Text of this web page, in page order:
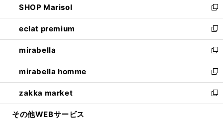
く
で
開
く
ド
ウ
で
開
く
ィ
ン
ド
ウ
で
開
く
い
ウ
ィ
ン
ド
ウ
で
開
く
SHOP Marisol
新
し
い
ウ
ィ
ン
ド
ウ
で
開
eclat premium
新
し
い
ウ
ィ
ン
ド
ウ
mirabella
新
し
い
ウ
ィ
ン
mirabella homme
新
し
い
ウ
zakka market
新
し
その他WEBサービス